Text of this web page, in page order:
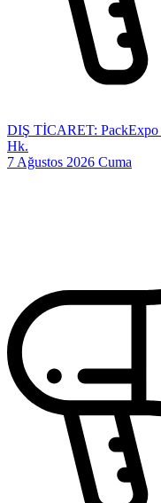
DIŞ TİCARET: PackExpo
Hk.
7 Ağustos 2026 Cuma